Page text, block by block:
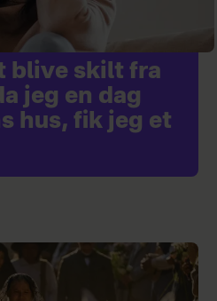
blive skilt fra
jeg en dag
hus, fik jeg et